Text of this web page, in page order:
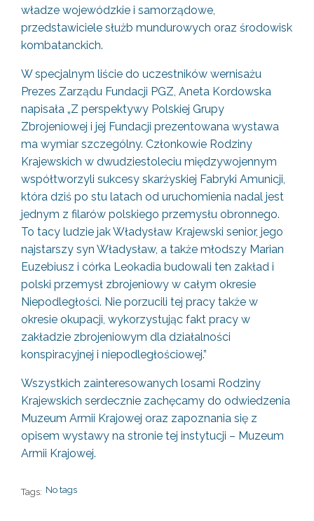
władze wojewódzkie i samorządowe,
przedstawiciele służb mundurowych oraz środowisk
kombatanckich.
W specjalnym liście do uczestników wernisażu
Prezes Zarządu Fundacji PGZ, Aneta Kordowska
napisała „Z perspektywy Polskiej Grupy
Zbrojeniowej i jej Fundacji prezentowana wystawa
ma wymiar szczególny. Członkowie Rodziny
Krajewskich w dwudziestoleciu międzywojennym
współtworzyli sukcesy skarżyskiej Fabryki Amunicji,
która dziś po stu latach od uruchomienia nadal jest
jednym z filarów polskiego przemysłu obronnego.
To tacy ludzie jak Władysław Krajewski senior, jego
najstarszy syn Władysław, a także młodszy Marian
Euzebiusz i córka Leokadia budowali ten zakład i
polski przemysł zbrojeniowy w całym okresie
Niepodległości. Nie porzucili tej pracy także w
okresie okupacji, wykorzystując fakt pracy w
zakładzie zbrojeniowym dla działalności
konspiracyjnej i niepodległościowej.”
Wszystkich zainteresowanych losami Rodziny
Krajewskich serdecznie zachęcamy do odwiedzenia
Muzeum Armii Krajowej oraz zapoznania się z
opisem wystawy na stronie tej instytucji – Muzeum
Armii Krajowej.
Tags: No tags